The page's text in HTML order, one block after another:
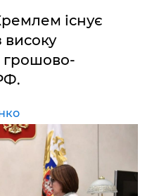
існує
високу
грошово-